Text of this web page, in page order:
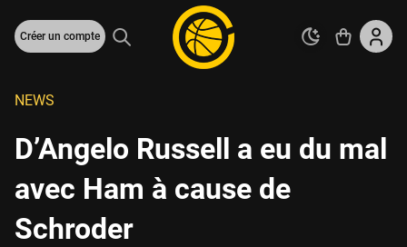
Créer un compte
NEWS
D’Angelo Russell a eu du mal
avec Ham à cause de
Schroder